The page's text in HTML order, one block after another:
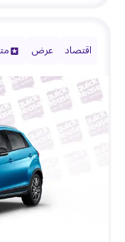
اقتصاد عرض